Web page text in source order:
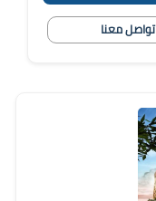
تواصل معنا